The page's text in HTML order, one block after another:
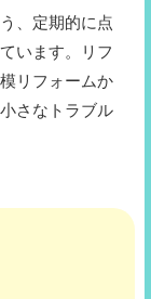
、定期的に点
います。リフ
リフォームか
さなトラブル